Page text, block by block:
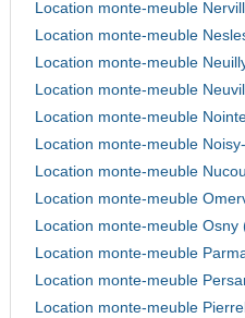
Location monte-meuble
Location monte-meuble
Location monte-meuble
Location monte-meuble
Location monte-meuble
Location monte-meuble
Location monte-meuble
Location monte-meuble
Location monte-meuble Osny
Location monte-meuble
Location monte-meuble
Location monte-meuble